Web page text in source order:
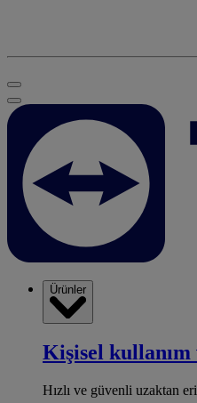
Ürünler
Kişisel kullanım
Hızlı ve güvenli uzaktan